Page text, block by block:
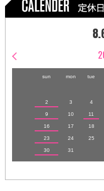
sun mon tue
2 3 4
9 10 11
16 17 18
23 24 25
30 31